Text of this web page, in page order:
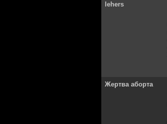
lehers
Жертва аборта